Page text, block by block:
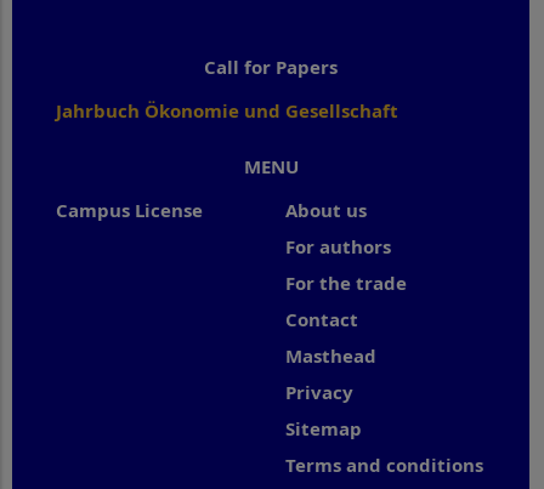
MENU
Campus License
About us
For authors
For the trade
Contact
Masthead
Privacy
Sitemap
Terms and conditions
Call for Papers
Jahrbuch Ökonomie und Gesellschaft